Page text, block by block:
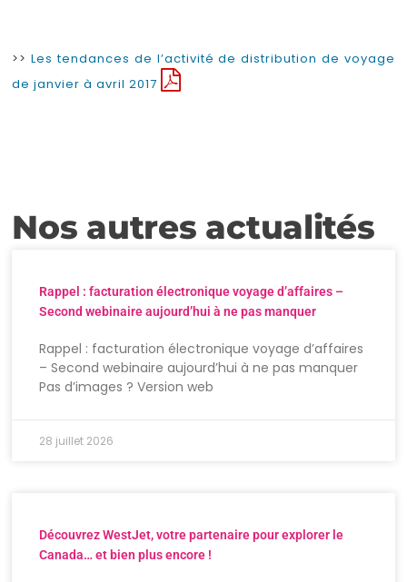
>>Les tendances de l’activité de distribution de voyage
de janvier à avril 2017
Nos autres actualités
Rappel : facturation électronique voyage d’affaires –
Second webinaire aujourd’hui à ne pas manquer
Rappel : facturation électronique voyage d’affaires
– Second webinaire aujourd’hui à ne pas manquer
Pas d’images ? Version web
28 juillet 2026
Découvrez WestJet, votre partenaire pour explorer le
Canada… et bien plus encore !